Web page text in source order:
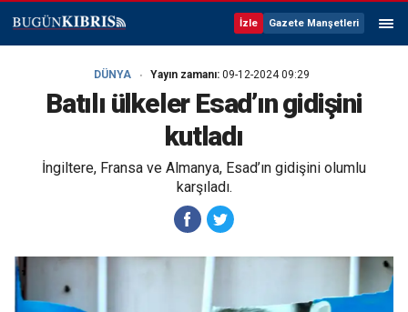
İzle Gazete Manşetleri
DÜNYA Yayın zamanı: 09-12-2024 09:29
Batılı ülkeler Esad’ın gidişini
kutladı
İngiltere, Fransa ve Almanya, Esad’ın gidişini olumlu
karşıladı.